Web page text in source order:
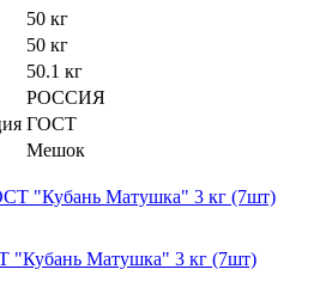
50 кг
50 кг
50.1 кг
РОССИЯ
ГОСТ
Мешок
"Кубань Матушка" 3 кг (7шт)